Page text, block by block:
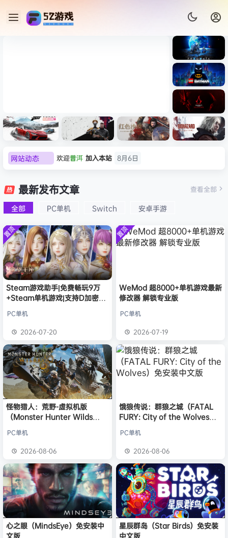
+修改器打包下载 解压即玩
《识质存
在/PRAG
MATA》
免安装中
文版
《乐高蝙
蝠侠：黑
暗骑士之
Dark
Creed
拟机
速：地平
线
6（Forza
Horizon
6）免安装
中文版
心/Atomi
c
Heart》
文版
n Desert
HYPERVI
SOR）免
安装中文
版
9：安魂
Requiem
）免安装
中文版
网站动态 欢迎普洱 加入本站 8月6日
欢迎 c***s
欢迎V****y
欢迎j***j 加入本站
8月6日
l***g 签到获取 28 点积分
8月5日
w******g 签到获取 49 点积分
8月4日
欢迎w******g 加入本站
欢迎D****Z 加入本站
欢迎有*酱 加入本站
11小时前
e******i 签到获取 43 点积分 13小时前
8月6日
点积分 8月6日
最新发布文章
全部 PC单机 Switch 安卓手游
查看全部
置顶
Steam游戏助手|免费畅玩9万
+Steam单机游戏|支持D加密以
PC单机
2026-07-20
置顶
WeMod 超8000+单机游戏最新
修改器 解锁专业版
PC单机
2026-07-19
怪物猎人：荒野-虚拟机版
（Monster Hunter Wilds
PC单机
2026-08-06
饿狼传说：群狼之城（FATAL
FURY: City of the Wolves）
PC单机
2026-08-06
心之眼（MindsEye）免安装中
文版
星辰群岛（Star Birds）免安装
中文版